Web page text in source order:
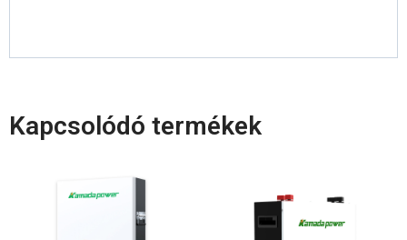
Kapcsolódó termékek